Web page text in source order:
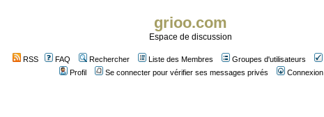
grioo.com
Espace de discussion
RSS FAQ Rechercher Liste des Membres Groupes d'utilisateurs
Profil
Se connecter pour vérifier ses messages privés Connexion